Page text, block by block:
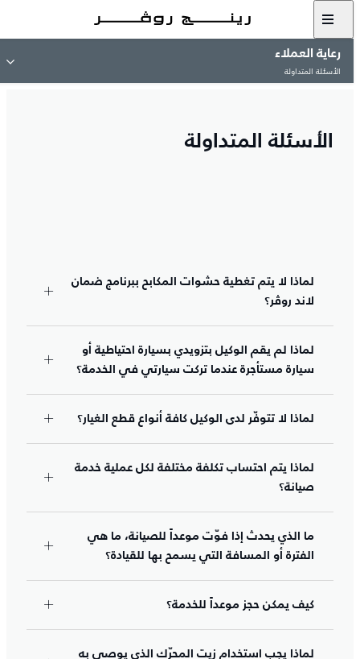
رعاية العملاء
الأسئلة المتداولة
الأسئلة المتداولة
لماذا لا يتم تغطية حشوات المكابح ببرنامج ضمان
لاند روڤر؟
لماذا لم يقم الوكيل بتزويدي بسيارة احتياطية أو
سيارة مستأجرة عندما تركت سيارتي في الخدمة؟
لماذا لا تتوفّر لدى الوكيل كافة أنواع قطع الغيار؟
لماذا يتم احتساب تكلفة مختلفة لكل عملية خدمة
صيانة؟
ما الذي يحدث إذا فوّت موعداً للصيانة، ما هي
الفترة أو المسافة التي يسمح بها للقيادة؟
كيف يمكن حجز موعداً للخدمة؟
لماذا يجب استخدام زيت المحرّك الذي يوصى به